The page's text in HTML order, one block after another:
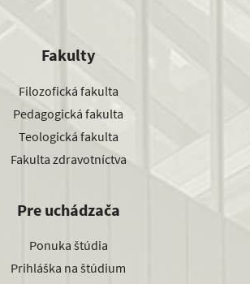
Fakulty
Filozofická fakulta
Pedagogická fakulta
Teologická fakulta
Fakulta zdravotníctva
Pre uchádzača
Ponuka štúdia
Prihláška na štúdium